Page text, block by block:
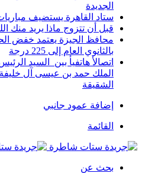
الجديدة
ستاد القاهرة يستضيف مباريات 5 أندية في الدوري
قبل أن تتزوج ماذا يريد منك
محافظ الجيزة يعتمد خفض
بالثانوي العام إلى 225 درجة
اتصالأ هاتفيأ بين السيد
الملك حمد بن عيسى آل
الشقيقة
إضافة عمود جانبي
القائمة
بحث عن